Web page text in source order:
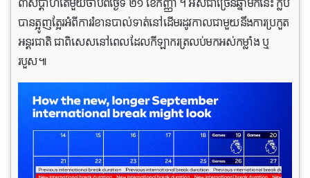
បានត្អូញត្អែរអំពីការរំខានបាល់ទាត់នៅដើមរដូវកាលជាមួយនឹងការប្រកួត
អន្តរជាតិ ជាពិសេសនៅពេលដែលកីឡាករត្រលប់មកអស់កម្លាំង ឬ
របួស៕